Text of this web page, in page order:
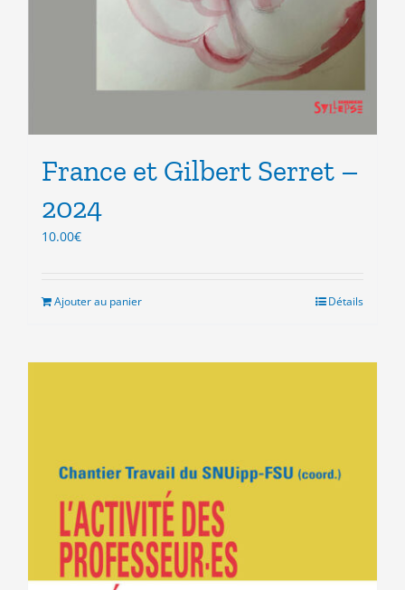
France et Gilbert Serret –
2024
10.00€
Ajouter au panier Détails